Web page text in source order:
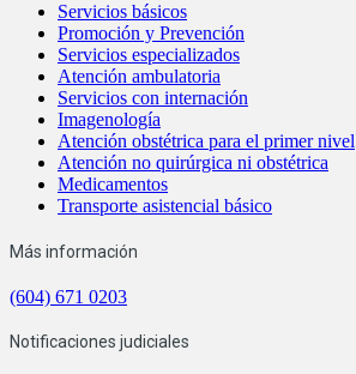
Servicios básicos
Promoción y Prevención
Servicios especializados
Atención ambulatoria
Servicios con internación
Imagenología
Atención obstétrica para el primer nivel
Atención no quirúrgica ni obstétrica
Medicamentos
Transporte asistencial básico
Más información
(604) 671 0203
Notificaciones judiciales